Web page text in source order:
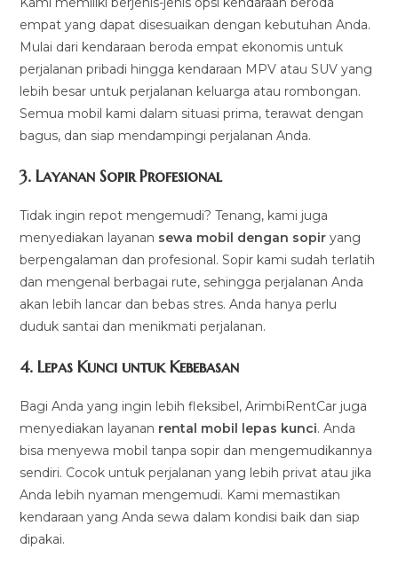
empat yang dapat disesuaikan dengan kebutuhan Anda.
Mulai dari kendaraan beroda empat ekonomis untuk
perjalanan pribadi hingga kendaraan MPV atau SUV yang
lebih besar untuk perjalanan keluarga atau rombongan.
Semua mobil kami dalam situasi prima, terawat dengan
bagus, dan siap mendampingi perjalanan Anda.
3.Layanan Sopir Profesional
Tidak ingin repot mengemudi? Tenang, kami juga
menyediakan layanan sewa mobil dengan sopir yang
berpengalaman dan profesional. Sopir kami sudah terlatih
dan mengenal berbagai rute, sehingga perjalanan Anda
akan lebih lancar dan bebas stres. Anda hanya perlu
duduk santai dan menikmati perjalanan.
4.Lepas Kunci untuk Kebebasan
Bagi Anda yang ingin lebih fleksibel, ArimbiRentCar juga
menyediakan layanan rental mobil lepas kunci. Anda
bisa menyewa mobil tanpa sopir dan mengemudikannya
sendiri. Cocok untuk perjalanan yang lebih privat atau jika
Anda lebih nyaman mengemudi. Kami memastikan
kendaraan yang Anda sewa dalam kondisi baik dan siap
dipakai.